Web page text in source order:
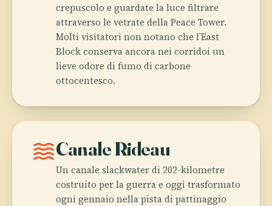
crepuscolo e guardate la luce filtrare
attraverso le vetrate della Peace Tower.
Molti visitatori non notano che l’East
Block conserva ancora nei corridoi un
lieve odore di fumo di carbone
ottocentesco.
wavesCanale Rideau
Un canale slackwater di 202-kilometre
costruito per la guerra e oggi trasformato
ogni gennaio nella pista di pattinaggio